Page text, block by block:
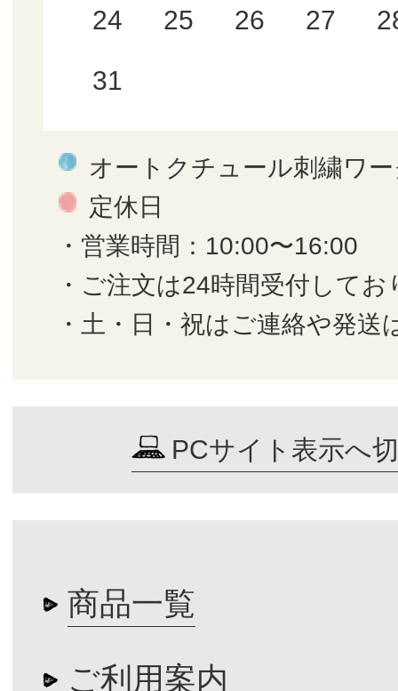
24 25 26 27
31
オートクチュール刺繍ワ
定休日
・営業時間：10:00〜16:00
・ご注文は24時間受付してお
・土・日・祝はご連絡や発送
PCサイト表示へ
商品一覧
ご利用案内